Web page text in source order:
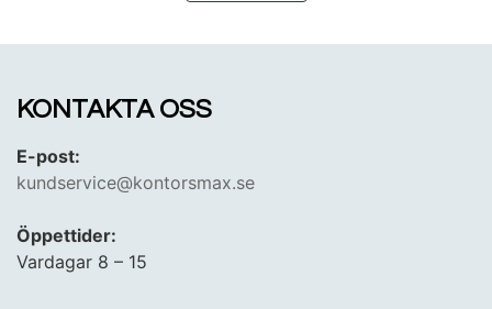
KONTAKTA OSS
E-post:
kundservice@kontorsmax.se
Öppettider:
Vardagar 8 – 15